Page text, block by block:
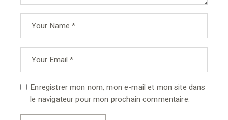
Enregistrer mon nom, mon e-mail et mon site dans
le navigateur pour mon prochain commentaire.